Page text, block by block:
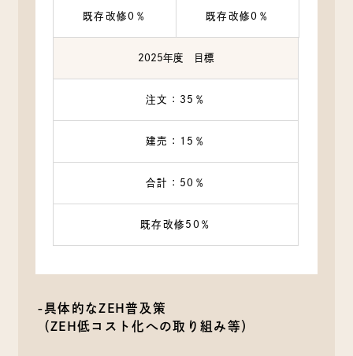
既存改修0％ 既存改修0％
2025年度 目標
注文：35％
建売：15％
合計：50％
既存改修50％
-具体的なZEH普及策
（ZEH低コスト化への取り組み等）